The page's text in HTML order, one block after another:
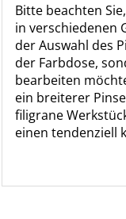
Bitte beachten
in verschiedenen
der Auswahl des
der Farbdose,
bearbeiten
ein breiterer
filigrane
einen tendenziell